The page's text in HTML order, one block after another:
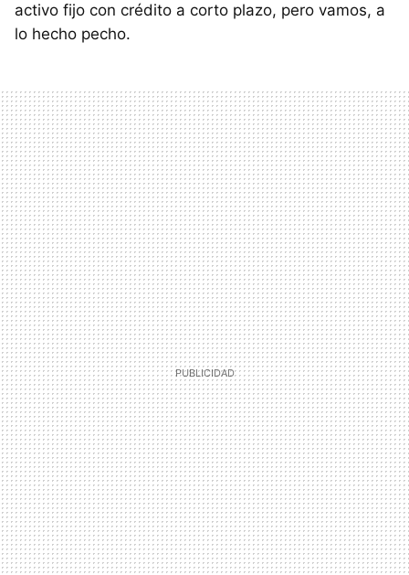
activo fijo con crédito a corto plazo, pero vamos, a
lo hecho pecho.